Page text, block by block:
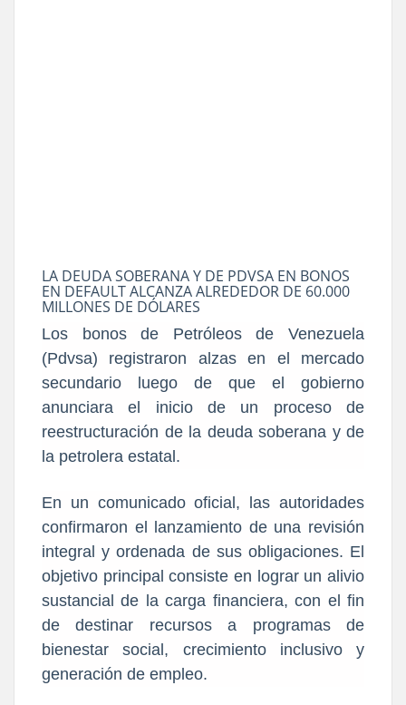
LA DEUDA SOBERANA Y DE PDVSA EN BONOS
EN DEFAULT ALCANZA ALREDEDOR DE 60.000
MILLONES DE DÓLARES
Los bonos de Petróleos de Venezuela
(Pdvsa) registraron alzas en el mercado
secundario luego de que el gobierno
anunciara el inicio de un proceso de
reestructuración de la deuda soberana y de
la petrolera estatal.
En un comunicado oficial, las autoridades
confirmaron el lanzamiento de una revisión
integral y ordenada de sus obligaciones. El
objetivo principal consiste en lograr un alivio
sustancial de la carga financiera, con el fin
de destinar recursos a programas de
bienestar social, crecimiento inclusivo y
generación de empleo.